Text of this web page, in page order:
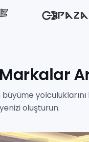
büyüme
oluşturun.